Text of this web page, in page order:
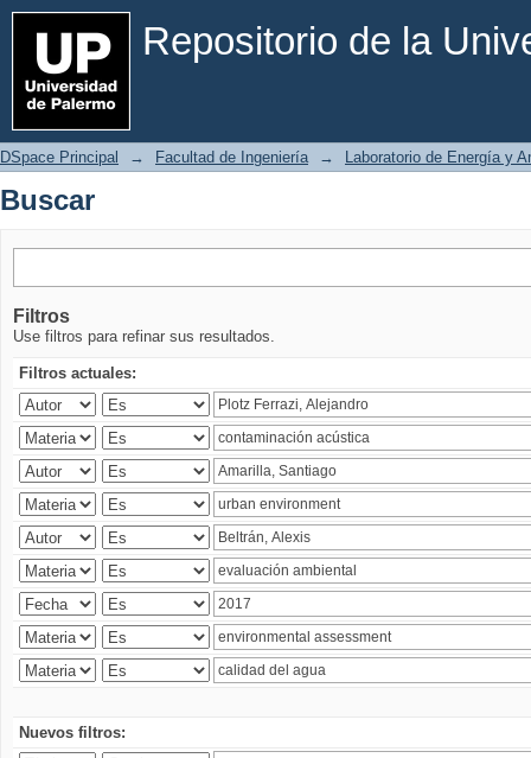
Repositorio de la
Buscar
DSpace Principal → Facultad de Ingeniería → Laboratorio de Energía y
Buscar
Filtros
Use filtros para refinar sus resultados.
Filtros actuales:
Nuevos filtros: